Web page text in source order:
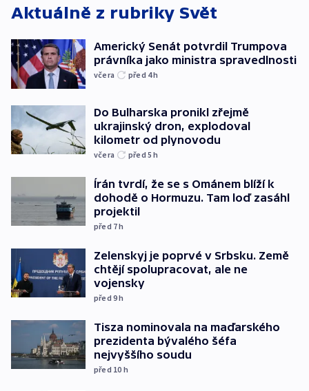
Aktuálně z rubriky Svět
Americký Senát potvrdil Trumpova
právníka jako ministra spravedlnosti
včera před 4h
Do Bulharska pronikl zřejmě
ukrajinský dron, explodoval
kilometr od plynovodu
včera před 5h
Írán tvrdí, že se s Ománem blíží k
dohodě o Hormuzu. Tam loď zasáhl
projektil
před 7h
Zelenskyj je poprvé v Srbsku. Země
chtějí spolupracovat, ale ne
vojensky
před 9h
Tisza nominovala na maďarského
prezidenta bývalého šéfa
nejvyššího soudu
před 10 h